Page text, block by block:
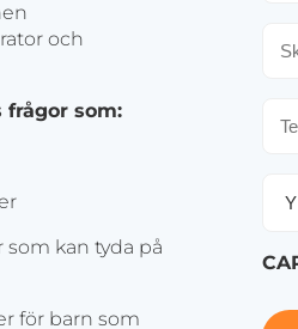
och
som:
som kan tyda på
för barn som